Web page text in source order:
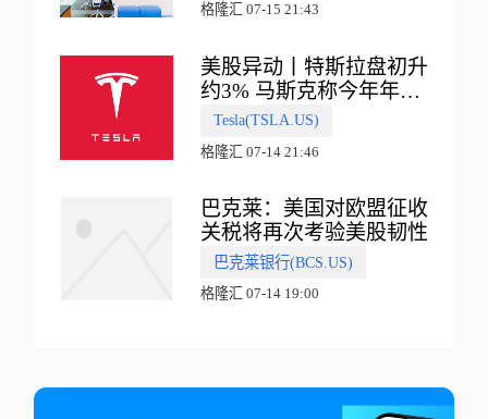
格隆汇 07-15 21:43
美股异动丨特斯拉盘初升
约3% 马斯克称今年年底
会有‘史诗级震撼’的演示
Tesla(TSLA.US)
格隆汇 07-14 21:46
巴克莱：美国对欧盟征收
关税将再次考验美股韧性
巴克莱银行(BCS.US)
格隆汇 07-14 19:00